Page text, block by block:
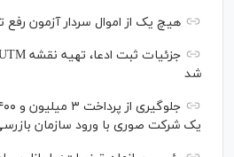
هیچ یک از اموال سردار آزمون
شد
یک شرکت صوری با ورود سازمان